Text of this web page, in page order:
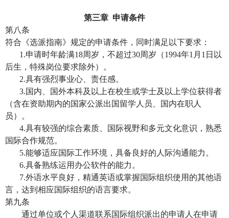
第三章 申请条件
第八条
符合《选派指南》规定的申请条件，同时满足以下要求：
1.申请时年龄满18周岁，不超过30周岁（1994年1 月 1 日以
后生，特殊岗位要求除外）。
2.具有强烈事业心、责任感。
3.国内、国外本科及以上在校生或学士及以上学位获得者
（含在资助期内的国家公派出国留学人员、国内在职人
员）。
4.具有较强的综合素质、国际视野和多元文化意识，熟悉
国际合作规范。
5.能够适应国际工作环境，具备良好的人际沟通能力。
6.具备熟练运用办公软件的能力。
7.外语水平良好，精通英语或掌握国际组织使用的其他语
言，达到相应国际组织的语言要求。
第九条
通过单位或个人渠道联系国际组织派出的申请人在申请